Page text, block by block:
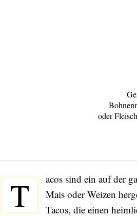
oder
T
acos sind ein auf der
Mais oder Weizen
Tacos, die einen